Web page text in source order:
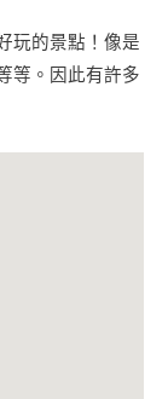
玩的景點！像是
等。因此有許多